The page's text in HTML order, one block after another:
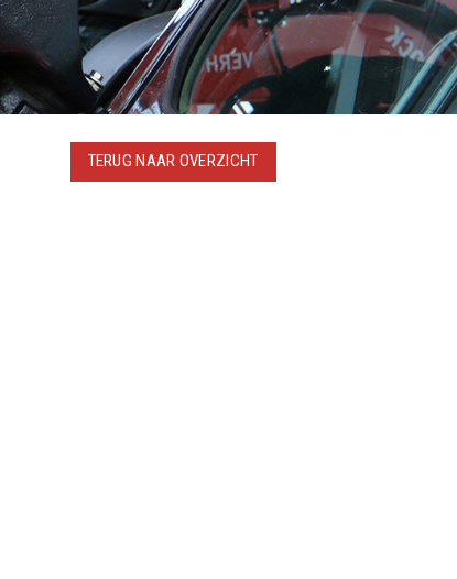
TERUG NAAR OVERZICHT